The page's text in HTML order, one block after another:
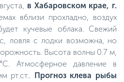
в Хабаровском крае, г.
вблизи прохладно, воздух
кучевые облака. Свежий
ловля с лодки возможна, но
Высота волны 0.7 м,
Атмосферное давление в
рт.ст.. Прогноз клева рыбы